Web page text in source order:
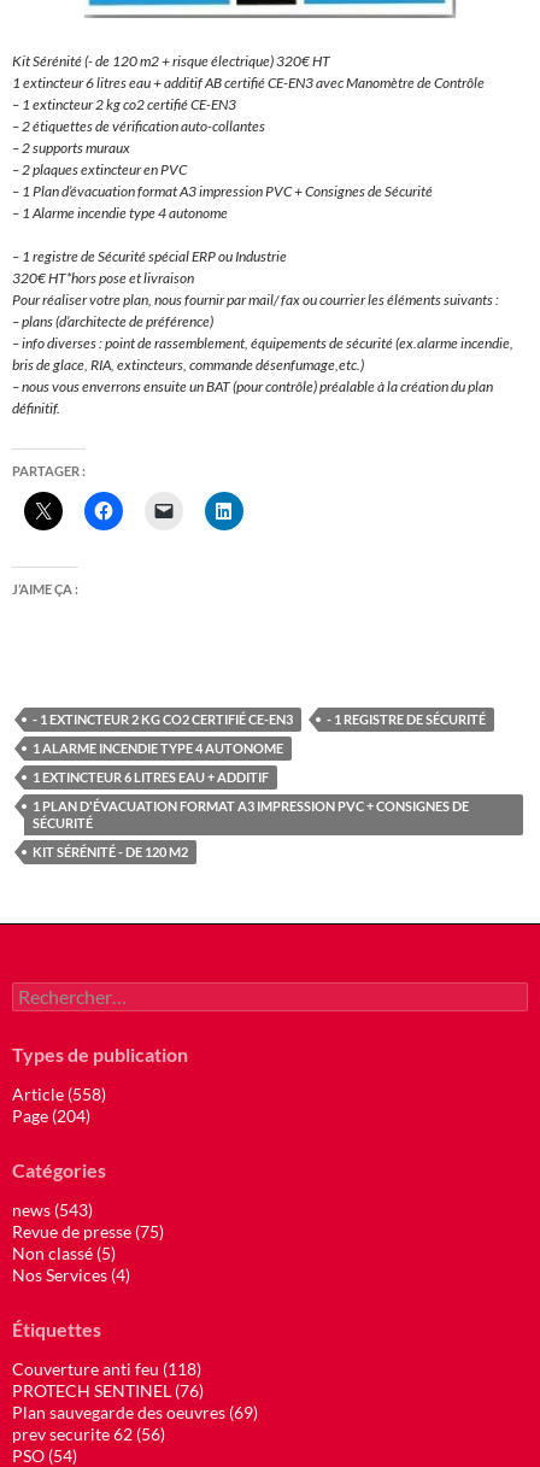
Kit Sérénité (- de 120 m2 + risque électrique) 320€ HT
1 extincteur 6 litres eau + additif AB certifié CE-EN3 avec Manomètre de Contrôle
– 1 extincteur 2 kg co2 certifié CE-EN3
– 2 étiquettes de vérification auto-collantes
– 2 supports muraux
– 2 plaques extincteur en PVC
– 1 Plan d’évacuation format A3 impression PVC + Consignes de Sécurité
– 1 Alarme incendie type 4 autonome
– 1 registre de Sécurité spécial ERP ou Industrie
320€ HT*hors pose et livraison
Pour réaliser votre plan, nous fournir par mail/ fax ou courrier les éléments suivants :
– plans (d’architecte de préférence)
– info diverses : point de rassemblement, équipements de sécurité (ex.alarme incendie,
bris de glace, RIA, extincteurs, commande désenfumage,etc.)
– nous vous enverrons ensuite un BAT (pour contrôle) préalable à la création du plan
définitif.
PARTAGER :
J’AIME ÇA :
- 1 EXTINCTEUR 2 KG CO2 CERTIFIÉ CE-EN3
- 1 REGISTRE DE SÉCURITÉ
1 ALARME INCENDIE TYPE 4 AUTONOME
1 EXTINCTEUR 6 LITRES EAU + ADDITIF
1 PLAN D'ÉVACUATION FORMAT A3 IMPRESSION PVC + CONSIGNES DE
SÉCURITÉ
KIT SÉRÉNITÉ - DE 120 M2
Rechercher :
Types de publication
Article (558)
Page (204)
Catégories
news (543)
Revue de presse (75)
Non classé (5)
Nos Services (4)
Étiquettes
Couverture anti feu (118)
PROTECH SENTINEL (76)
Plan sauvegarde des oeuvres (69)
prev securite 62 (56)
PSO (54)